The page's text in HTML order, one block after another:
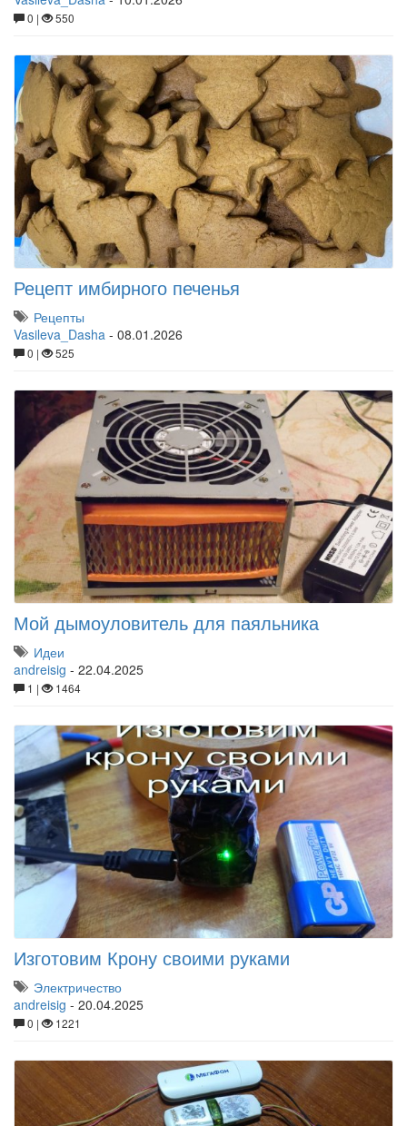
0 | 550
Рецепт имбирного печенья
Рецепты
Vasileva_Dasha - 08.01.2026
0 | 525
Мой дымоуловитель для паяльника
Идеи
andreisig - 22.04.2025
1 | 1464
Изготовим Крону своими руками
Электричество
andreisig - 20.04.2025
0 | 1221